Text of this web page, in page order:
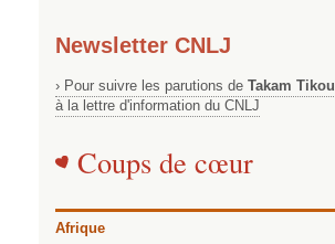
Newsletter CNLJ
› Pour suivre les parutions de Takam Tikou
à la lettre d'information du CNLJ
Coups de cœur
Afrique